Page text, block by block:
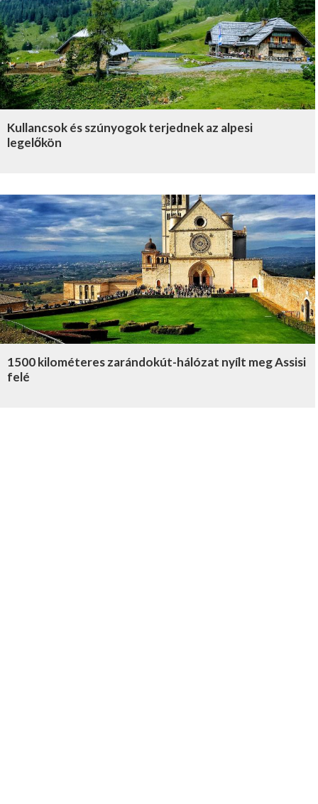
Kullancsok és szúnyogok terjednek az alpesi
legelőkön
1500 kilométeres zarándokút-hálózat nyílt meg Assisi
felé